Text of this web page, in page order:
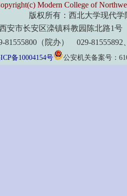
Modern College of
版权所有：西北大学现代学
安市长安区滦镇科教园陈北路1
81555800（院办） 029-81555892
备10004154号 公安机关备案号：